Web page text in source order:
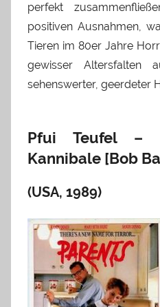
perfekt
positiven Ausnahmen,
Tieren im 80er Jahre
gewisser Altersfalten
sehenswerter, geerdeter
Pfui Teufel –
Kannibale [Bob
(USA, 1989)